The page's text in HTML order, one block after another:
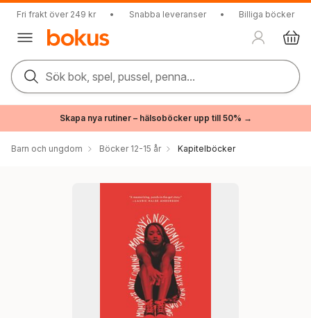
Fri frakt över 249 kr • Snabba leveranser • Billiga böcker
Sök bok, spel, pussel, penna...
Skapa nya rutiner – hälsoböcker upp till 50% →
Barn och ungdom Böcker 12-15 år Kapitelböcker